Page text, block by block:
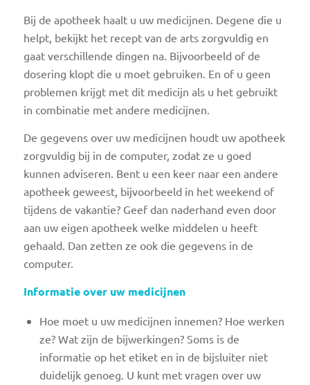
Bij de apotheek haalt u uw medicijnen. Degene die u
helpt, bekijkt het recept van de arts zorgvuldig en
gaat verschillende dingen na. Bijvoorbeeld of de
dosering klopt die u moet gebruiken. En of u geen
problemen krijgt met dit medicijn als u het gebruikt
in combinatie met andere medicijnen.
De gegevens over uw medicijnen houdt uw apotheek
zorgvuldig bij in de computer, zodat ze u goed
kunnen adviseren. Bent u een keer naar een andere
apotheek geweest, bijvoorbeeld in het weekend of
tijdens de vakantie? Geef dan naderhand even door
aan uw eigen apotheek welke middelen u heeft
gehaald. Dan zetten ze ook die gegevens in de
computer.
Informatie over uw medicijnen
Hoe moet u uw medicijnen innemen? Hoe werken
ze? Wat zijn de bijwerkingen? Soms is de
informatie op het etiket en in de bijsluiter niet
duidelijk genoeg. U kunt met vragen over uw